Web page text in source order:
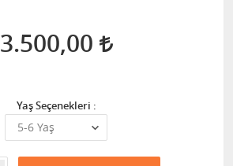
3.500,00
Yaş Seçenekleri :